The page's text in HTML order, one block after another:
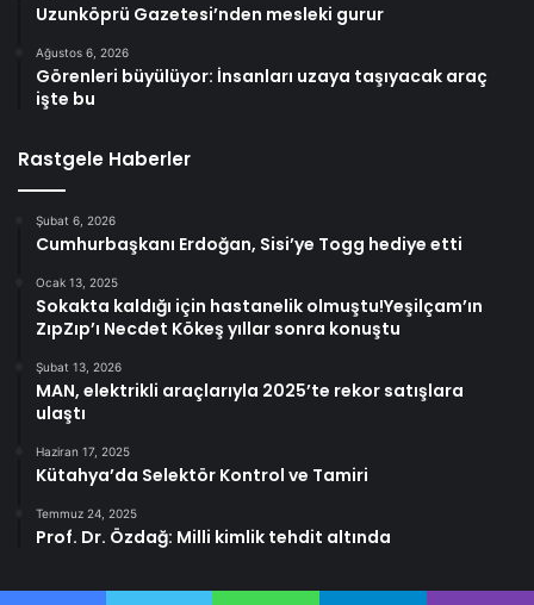
Uzunköprü Gazetesi’nden mesleki gurur
Ağustos 6, 2026
Görenleri büyülüyor: İnsanları uzaya taşıyacak araç
işte bu
Rastgele Haberler
Şubat 6, 2026
Cumhurbaşkanı Erdoğan, Sisi’ye Togg hediye etti
Ocak 13, 2025
Sokakta kaldığı için hastanelik olmuştu!Yeşilçam’ın
ZıpZıp’ı Necdet Kökeş yıllar sonra konuştu
Şubat 13, 2026
MAN, elektrikli araçlarıyla 2025’te rekor satışlara
ulaştı
Haziran 17, 2025
Kütahya’da Selektör Kontrol ve Tamiri
Temmuz 24, 2025
Prof. Dr. Özdağ: Milli kimlik tehdit altında